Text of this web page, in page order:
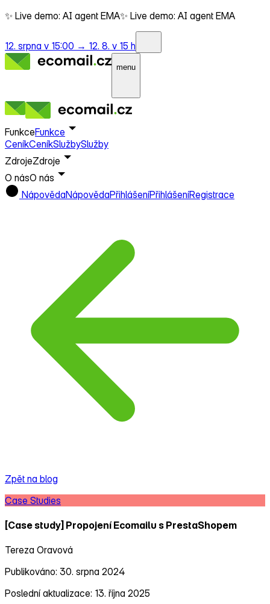
✨ Live demo: AI agent EMA✨ Live demo: AI agent EMA
12. srpna v 15:00 → 12. 8. v 15 h
menu
FunkceFunkce
CeníkCeníkSlužbySlužby
ZdrojeZdroje
O násO nás
NápovědaNápovědaPřihlášeníPřihlášeníRegistrace
Zpět na blog
Case Studies
[Case study] Propojení Ecomailu s PrestaShopem
Tereza Oravová
Publikováno: 30. srpna 2024
Poslední aktualizace: 13. října 2025